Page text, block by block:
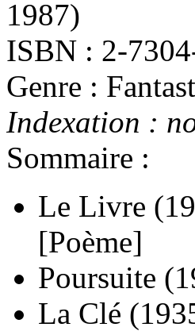
1987)
ISBN : 2-
Genre :
Indexation :
Sommaire :
Le Livre
[Poème]
Poursuite
La Clé